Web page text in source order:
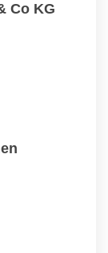
Co KG